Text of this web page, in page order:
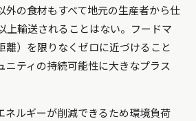
外の食材もすべて地元の生産者から仕
上輸送されることはない。フードマ
離）を限りなくゼロに近づけること
ニティの持続可能性に大きなプラス
ネルギーが削減できるため環境負荷